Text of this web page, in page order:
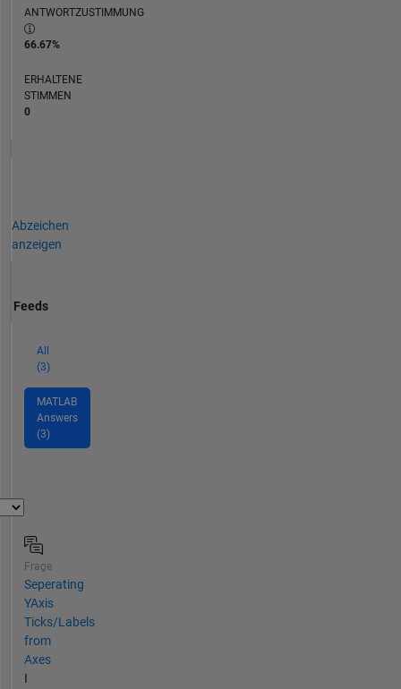
ANTWORTZUSTIMMUNG
66.67%
ERHALTENE
STIMMEN
0
Abzeichen
anzeigen
Feeds
All
(3)
MATLAB
Answers
(3)
Frage
Seperating
YAxis
Ticks/Labels
from
Axes
I